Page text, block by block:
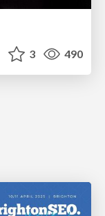
3 490